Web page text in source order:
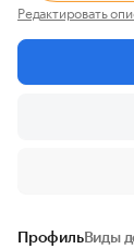
Редактировать
ПрофильВиды